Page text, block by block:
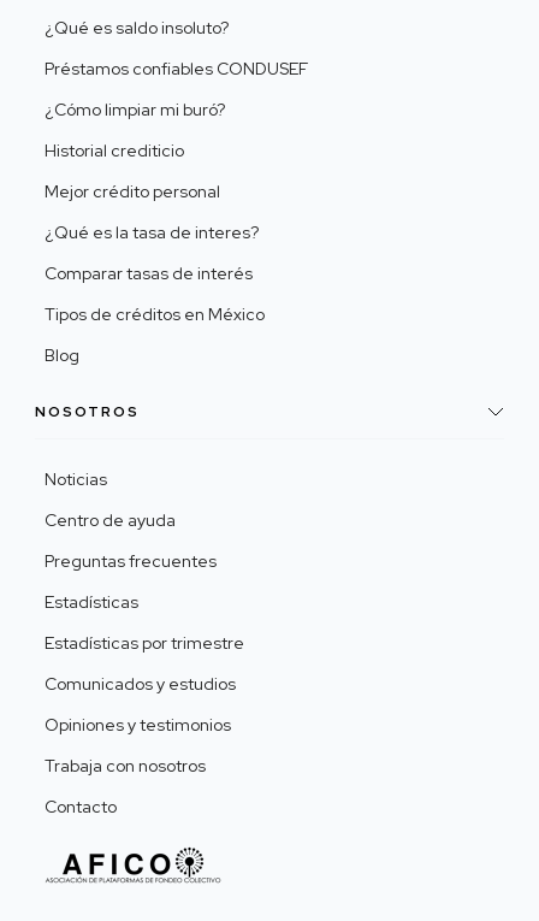
¿Qué es saldo insoluto?
Préstamos confiables CONDUSEF
¿Cómo limpiar mi buró?
Historial crediticio
Mejor crédito personal
¿Qué es la tasa de interes?
Comparar tasas de interés
Tipos de créditos en México
Blog
NOSOTROS
Noticias
Centro de ayuda
Preguntas frecuentes
Estadísticas
Estadísticas por trimestre
Comunicados y estudios
Opiniones y testimonios
Trabaja con nosotros
Contacto